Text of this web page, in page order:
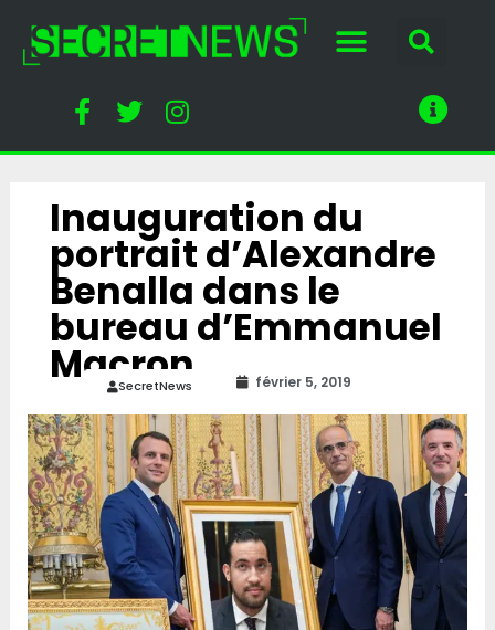
Inauguration du
portrait d’Alexandre
Benalla dans le
bureau d’Emmanuel
Macron
SecretNews février 5, 2019